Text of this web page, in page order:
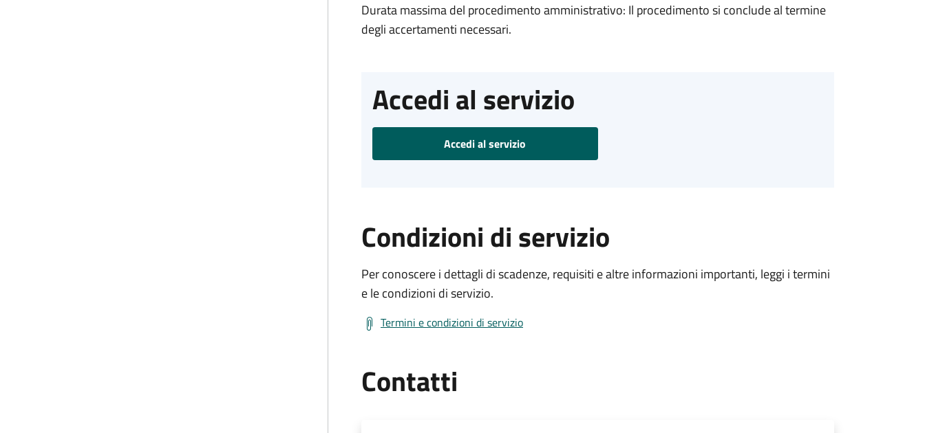
Durata massima del procedimento amministrativo: Il procedimento si conclude al termine
degli accertamenti necessari.
Accedi al servizio
Accedi al servizio
Condizioni di servizio
Per conoscere i dettagli di scadenze, requisiti e altre informazioni importanti, leggi i termini
e le condizioni di servizio.
Termini e condizioni di servizio
Contatti